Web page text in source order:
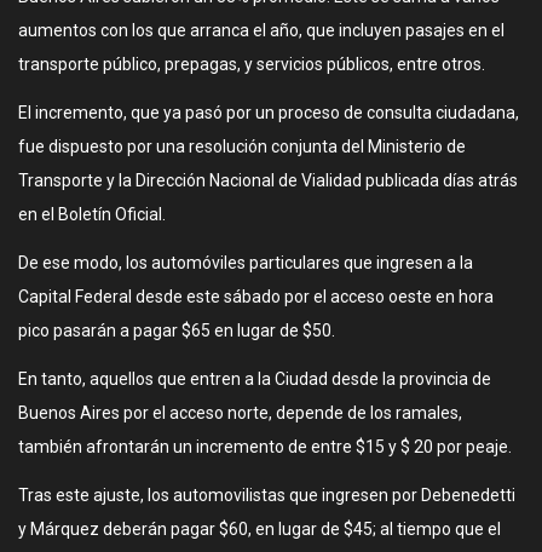
aumentos con los que arranca el año, que incluyen pasajes en el
transporte público, prepagas, y servicios públicos, entre otros.
El incremento, que ya pasó por un proceso de consulta ciudadana,
fue dispuesto por una resolución conjunta del Ministerio de
Transporte y la Dirección Nacional de Vialidad publicada días atrás
en el Boletín Oficial.
De ese modo, los automóviles particulares que ingresen a la
Capital Federal desde este sábado por el acceso oeste en hora
pico pasarán a pagar $65 en lugar de $50.
En tanto, aquellos que entren a la Ciudad desde la provincia de
Buenos Aires por el acceso norte, depende de los ramales,
también afrontarán un incremento de entre $15 y $ 20 por peaje.
Tras este ajuste, los automovilistas que ingresen por Debenedetti
y Márquez deberán pagar $60, en lugar de $45; al tiempo que el